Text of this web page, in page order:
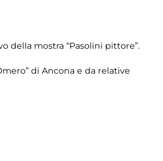
della mostra “Pasolini pittore”.
di Ancona e da relative